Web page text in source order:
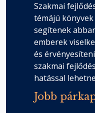
Szakmai
témájú
segítenek
emberek
és
szakmai
hatással
Jobb